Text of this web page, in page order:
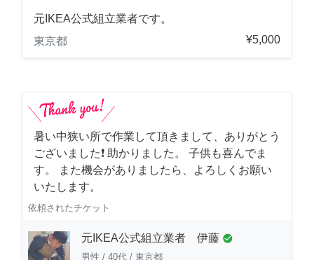
元IKEA公式組立業者です。
東京都
¥5,000
暑い中狭い所で作業して頂きまして、ありがとう
ございました❗️ 助かりました。 子供も喜んでま
す。 また機会がありましたら、よろしくお願い
いたします。
依頼されたチケット
元IKEA公式組立業者 伊藤 check_circle
男性 / 40代 / 東京都